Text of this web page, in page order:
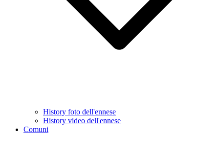
History foto dell'ennese
History video dell'ennese
Comuni